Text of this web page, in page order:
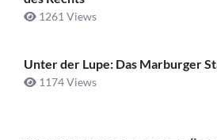
1261 Views
Unter der Lupe: Das Marburger
1174 Views